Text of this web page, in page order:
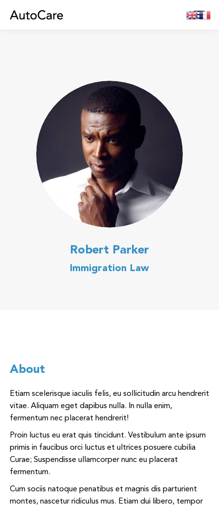
Robert Parker
Immigration Law
About
Etiam scelerisque iaculis felis, eu sollicitudin arcu hendrerit
vitae. Aliquam eget dapibus nulla. In nulla enim,
fermentum nec placerat hendrerit!
Proin luctus eu erat quis tincidunt. Vestibulum ante ipsum
primis in faucibus orci luctus et ultrices posuere cubilia
Curae; Suspendisse ullamcorper nunc eu placerat
fermentum.
Cum sociis natoque penatibus et magnis dis parturient
montes, nascetur ridiculus mus. Etiam dui libero, tempor